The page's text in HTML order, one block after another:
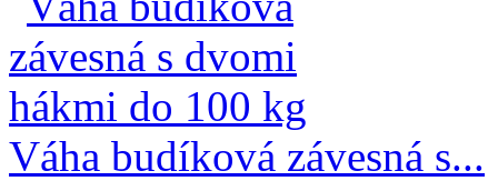
Váha budíková závesná s...